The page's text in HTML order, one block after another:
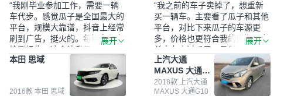
“我刚毕业参加工作，需要一辆
车代步。感觉瓜子是全国最大的
平台，规模大靠谱，抖音上经常
刷到广告，挺火的。每辆车都有
检测报告，这个让我很放心。去
外面买车全凭卖家一张嘴，不敢
买。我买了本田思域，白色，过
户次数少，公里数符合，虽然价
格比我心理预期略高一点，但瓜
展开
本田 思域
2016款 本田 思域
“我之前的车子卖掉了，想重新
买一辆车。主要看了瓜子和其他
平台，对比下来瓜子的车源更
多，价格也更符合我的预期。之
前卖车来过瓜子，虽然价格没谈
成，但APP一直留着。瓜子毕竟
是大平台，整体印象还好。我最
终买了一台上汽大通，18年的
车，公里数9万多，符合我的要
展开
上汽大通
MAXUS 大通
G10
2018款 上汽大通
MAXUS 大通G10